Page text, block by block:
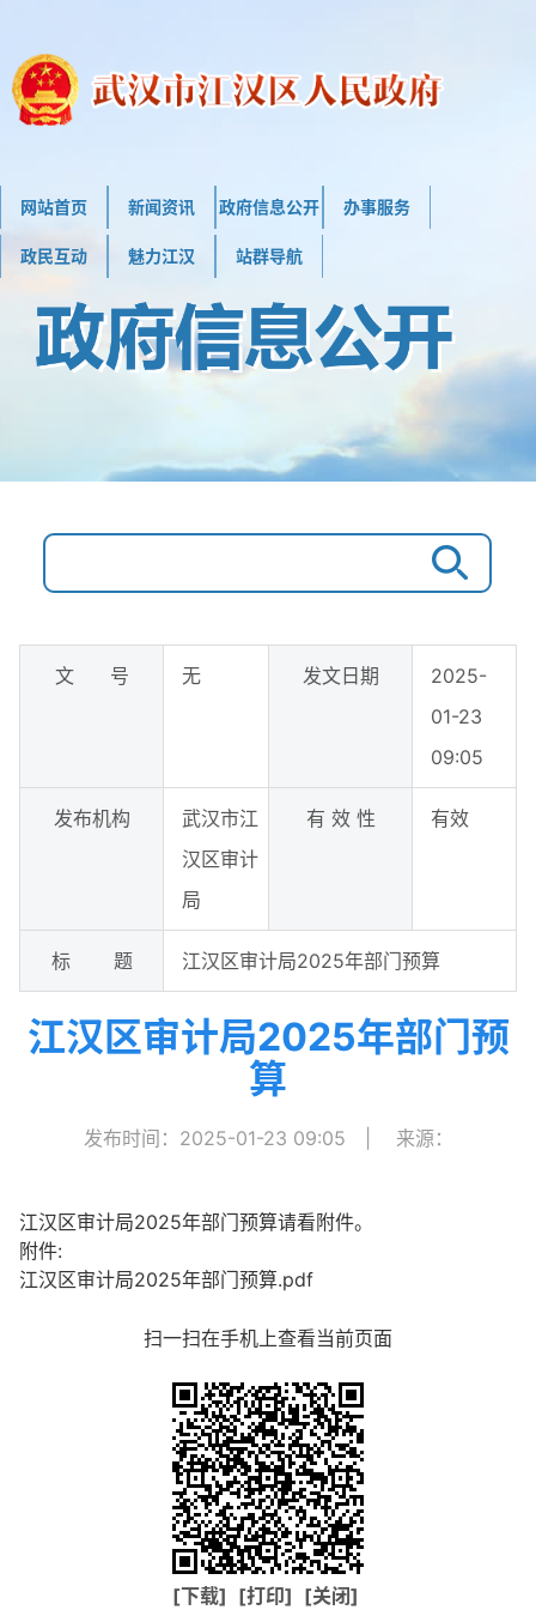
网站首页 新闻资讯 政府信息公开 办事服务
政民互动 魅力江汉 站群导航
文 号 无 发文日期
2025-
01-23
09:05
发布机构
武汉市江
汉区审计
局
有 效 性 有效
标 题 江汉区审计局2025年部门预算
江汉区审计局2025年部门预
算
发布时间：2025-01-23 09:05 来源：
江汉区审计局2025年部门预算请看附件。
附件:
江汉区审计局2025年部门预算.pdf
扫一扫在手机上查看当前页面
[下载] [打印] [关闭]